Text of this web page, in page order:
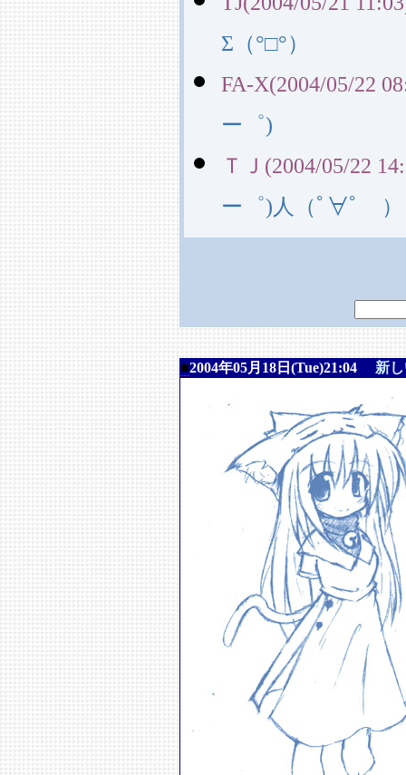
Σ（°□°）
FA-X(2004/05/22
ー゜)
ＴＪ(2004/05/22
ー゜)人（ﾟ∀ﾟ ）
■2004年05月18日(Tue)21:04 新